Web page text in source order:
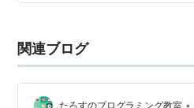
関連ブログ
たろすのプログラミング教室 •